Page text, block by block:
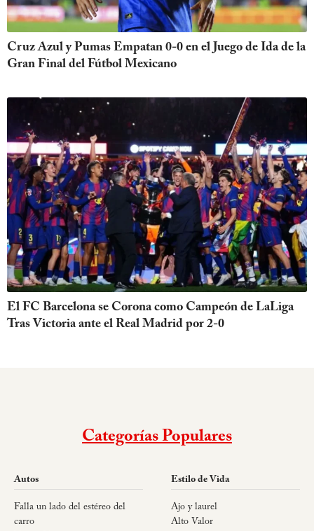
Cruz Azul y Pumas Empatan 0-0 en el Juego de Ida de la
Gran Final del Fútbol Mexicano
El FC Barcelona se Corona como Campeón de LaLiga
Tras Victoria ante el Real Madrid por 2-0
Categorías Populares
Autos
Falla un lado del estéreo del
carro
Estilo de Vida
Ajo y laurel
Alto Valor